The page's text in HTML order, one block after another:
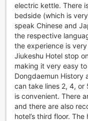
electric kettle. There
bedside (which is
speak Chinese and
the respective
the experience is
Jiukeshu Hotel stop
making it very easy
Dongdaemun History
can take lines 2, 4,
is convenient. There
and there are also
hotel’s third floor.